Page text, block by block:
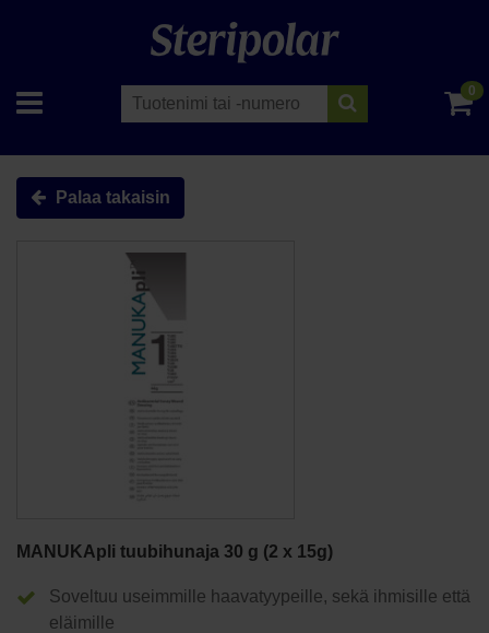
0
Palaa takaisin
MANUKApli tuubihunaja 30 g (2 x 15g)
Soveltuu useimmille haavatyypeille, sekä ihmisille että
eläimille